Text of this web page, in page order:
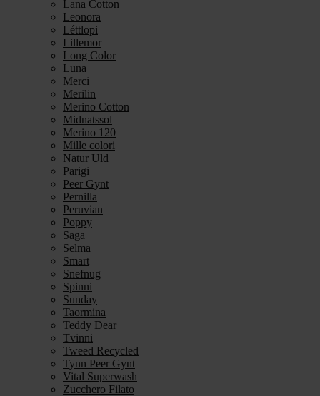
Lana Cotton
Leonora
Léttlopi
Lillemor
Long Color
Luna
Merci
Merilin
Merino Cotton
Midnatssol
Merino 120
Mille colori
Natur Uld
Parigi
Peer Gynt
Pernilla
Peruvian
Poppy
Saga
Selma
Smart
Snefnug
Spinni
Sunday
Taormina
Teddy Dear
Tvinni
Tweed Recycled
Tynn Peer Gynt
Vital Superwash
Zucchero Filato